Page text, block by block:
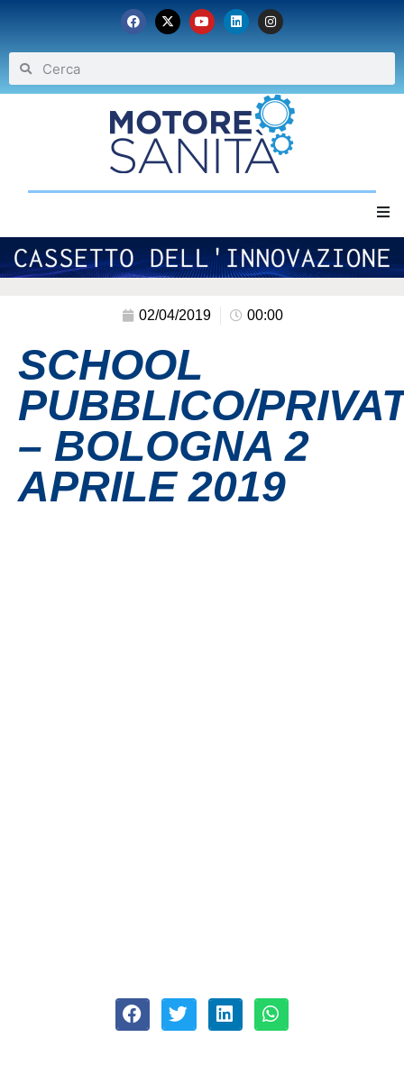
Home
Eventi
Archivio
Contatti
Grandi eventi
02/04/2019 00:00
SCHOOL
PUBBLICO/
– BOLOGNA 2
APRILE 2019